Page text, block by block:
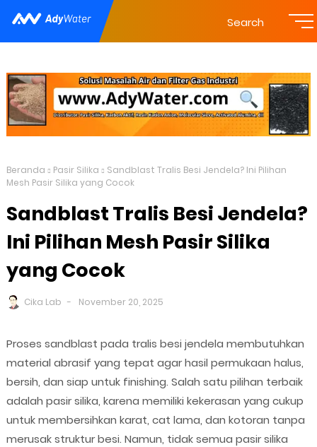
Search
Beranda Pasir Silika
Sandblast Tralis Besi Jendela? Ini Pilihan
Mesh Pasir Silika yang Cocok
Sandblast Tralis Besi Jendela?
Ini Pilihan Mesh Pasir Silika
yang Cocok
Cika Lab November 20, 2025
Proses sandblast pada tralis besi jendela membutuhkan
material abrasif yang tepat agar hasil permukaan halus,
bersih, dan siap untuk finishing. Salah satu pilihan terbaik
adalah pasir silika, karena memiliki kekerasan yang cukup
untuk membersihkan karat, cat lama, dan kotoran tanpa
merusak struktur besi. Namun, tidak semua pasir silika